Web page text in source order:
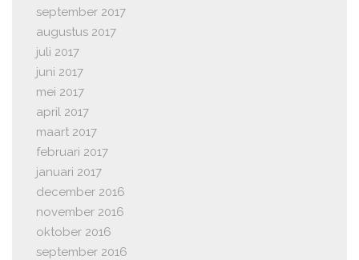
september 2017
augustus 2017
juli 2017
juni 2017
mei 2017
april 2017
maart 2017
februari 2017
januari 2017
december 2016
november 2016
oktober 2016
september 2016